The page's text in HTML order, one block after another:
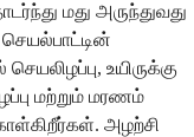
மது அருந்துவது
உயிருக்கு
மற்றும் மரணம்
அழற்சி